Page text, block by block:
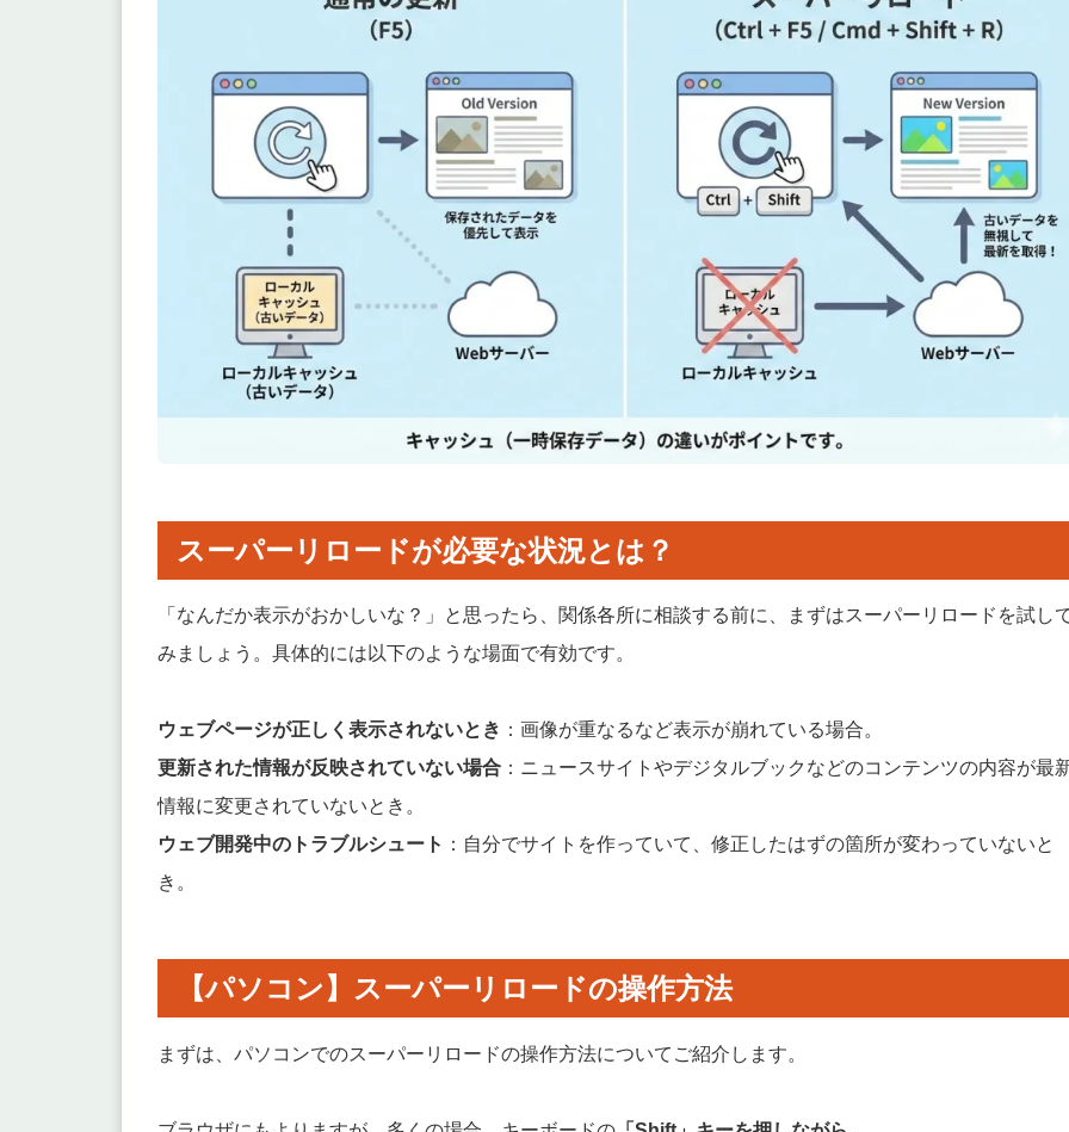
スーパーリロードが必要な状況とは？
「なんだか表示がおかしいな？」と思ったら、関係各所に相談する前に、まずはスーパーリロードを試し
みましょう。具体的には以下のような場面で有効です。
ウェブページが正しく表示されないとき ：画像が重なるなど表示が崩れている場合。
更新された情報が反映されていない場合 ：ニュースサイトやデジタルブックなどのコンテンツの内容が最
情報に変更されていないとき。
ウェブ開発中のトラブルシュート ：自分でサイトを作っていて、修正したはずの箇所が変わっていないと
き。
【パソコン】スーパーリロードの操作方法
まずは、パソコンでのスーパーリロードの操作方法についてご紹介します。